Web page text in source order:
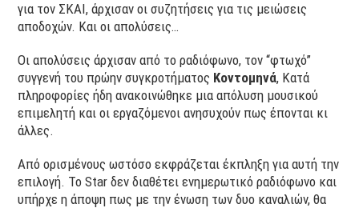
για τον ΣΚΑΙ, άρχισαν οι συζητήσεις για τις μειώσεις
αποδοχών. Και οι απολύσεις…
Οι απολύσεις άρχισαν από το ραδιόφωνο, τον “φτωχό”
συγγενή του πρώην συγκροτήματος Κοντομηνά, Κατά
πληροφορίες ήδη ανακοινώθηκε μια απόλυση μουσικού
επιμελητή και οι εργαζόμενοι ανησυχούν πως έπονται κι
άλλες.
Από ορισμένους ωστόσο εκφράζεται έκπληξη για αυτή την
επιλογή. Το Star δεν διαθέτει ενημερωτικό ραδιόφωνο και
υπήρχε η άποψη πως με την ένωση των δυο καναλιών, θα